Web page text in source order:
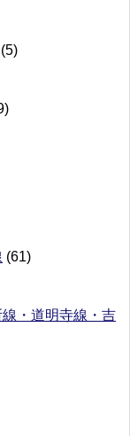
(5)
(61)
・道明寺線・吉